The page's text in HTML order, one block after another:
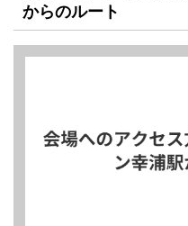
からのルート